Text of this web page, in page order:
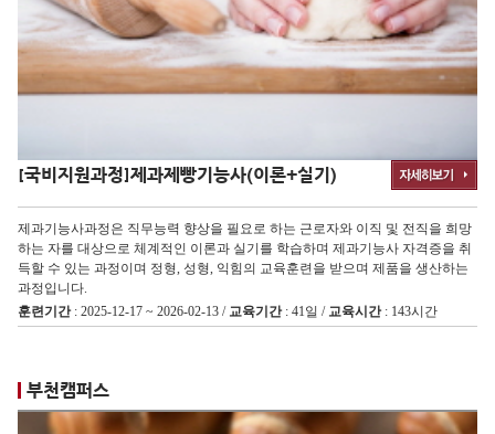
[국비지원과정]제과제빵기능사(이론+실기)
제과기능사과정은 직무능력 향상을 필요로 하는 근로자와 이직 및 전직을 희망
하는 자를 대상으로 체계적인 이론과 실기를 학습하며 제과기능사 자격증을 취
득할 수 있는 과정이며 정형, 성형, 익힘의 교육훈련을 받으며 제품을 생산하는
과정입니다.
훈련기간: 2025-12-17 ~ 2026-02-13 / 교육기간: 41일 / 교육시간: 143시간
부천캠퍼스